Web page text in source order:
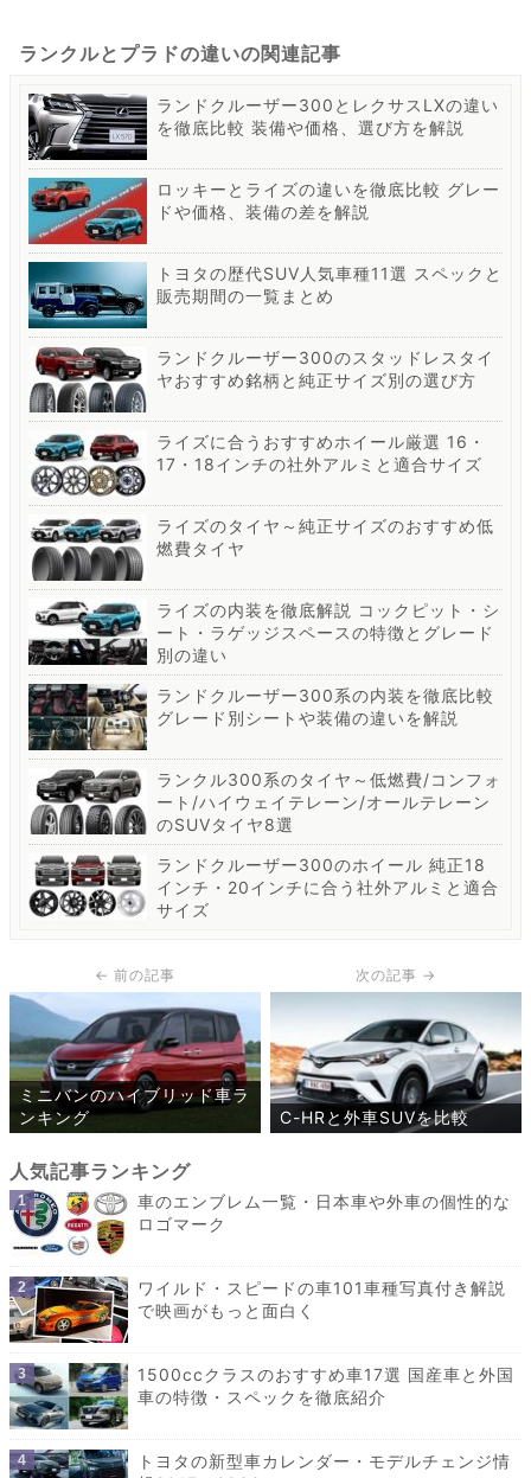
ランクルとプラドの違いの関連記事
ランドクルーザー300とレクサスLXの違い
を徹底比較 装備や価格、選び方を解説
ロッキーとライズの違いを徹底比較 グレー
ドや価格、装備の差を解説
トヨタの歴代SUV人気車種11選 スペックと
販売期間の一覧まとめ
ランドクルーザー300のスタッドレスタイ
ヤおすすめ銘柄と純正サイズ別の選び方
ライズに合うおすすめホイール厳選 16・
17・18インチの社外アルミと適合サイズ
ライズのタイヤ～純正サイズのおすすめ低
燃費タイヤ
ライズの内装を徹底解説 コックピット・シ
ート・ラゲッジスペースの特徴とグレード
別の違い
ランドクルーザー300系の内装を徹底比較
グレード別シートや装備の違いを解説
ランクル300系のタイヤ～低燃費/コンフォ
ート/ハイウェイテレーン/オールテレーン
のSUVタイヤ8選
ランドクルーザー300のホイール 純正18
インチ・20インチに合う社外アルミと適合
サイズ
ミニバンのハイブリッド車ラ
ンキング
C-HRと外車SUVを比較
車のエンブレム一覧・日本車や外車の個性的な
ロゴマーク
ワイルド・スピードの車101車種写真付き解説
で映画がもっと面白く
1500ccクラスのおすすめ車17選 国産車と外国
車の特徴・スペックを徹底紹介
トヨタの新型車カレンダー・モデルチェンジ情